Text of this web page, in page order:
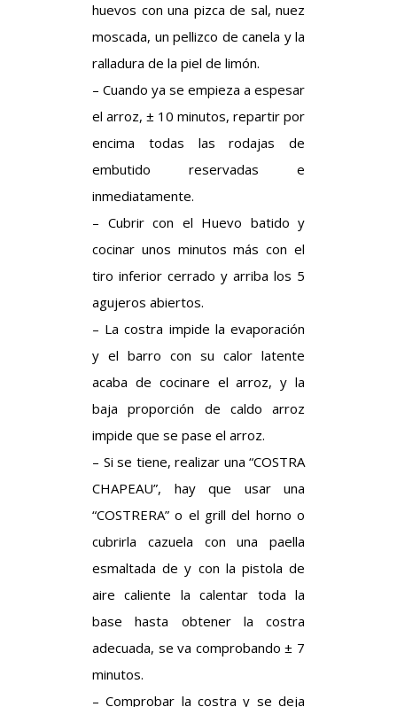
huevos con una pizca de sal, nuez
moscada, un pellizco de canela y la
ralladura de la piel de limón.
– Cuando ya se empieza a espesar
el arroz, ± 10 minutos, repartir por
encima todas las rodajas de
embutido reservadas e
inmediatamente.
– Cubrir con el Huevo batido y
cocinar unos minutos más con el
tiro inferior cerrado y arriba los 5
agujeros abiertos.
– La costra impide la evaporación
y el barro con su calor latente
acaba de cocinare el arroz, y la
baja proporción de caldo arroz
impide que se pase el arroz.
– Si se tiene, realizar una “COSTRA
CHAPEAU”, hay que usar una
“COSTRERA” o el grill del horno o
cubrirla cazuela con una paella
esmaltada de y con la pistola de
aire caliente la calentar toda la
base hasta obtener la costra
adecuada, se va comprobando ± 7
minutos.
– Comprobar la costra y se deja